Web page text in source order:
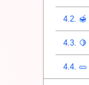
4.2. 🍯
4.3. 🍋
4.4. 🥒